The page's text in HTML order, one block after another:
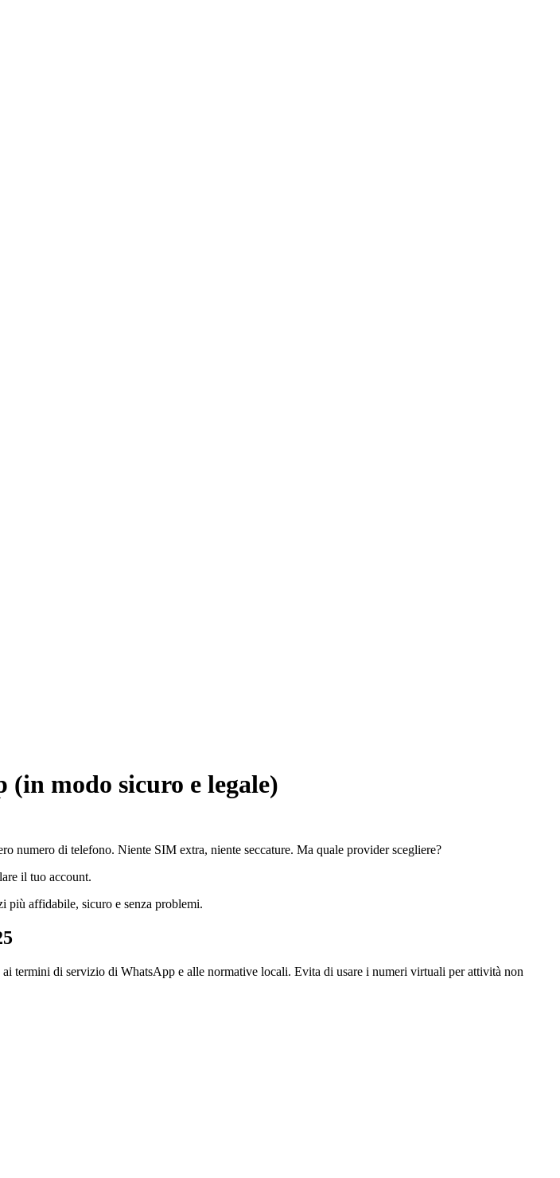
modo sicuro e legale)
numero di telefono. Niente SIM extra, niente seccature. Ma quale provider scegliere?
il tuo account.
più affidabile, sicuro e senza problemi.
termini di servizio di WhatsApp e alle normative locali. Evita di usare i numeri virtuali per attività non